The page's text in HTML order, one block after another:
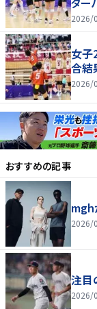
2026/
女子
合結
2026/
おすすめの記事
mgh
2026/
注目
2026/